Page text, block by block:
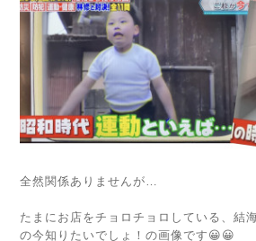
全然関係ありませんが…
たまにお店をチョロチョロしている、結
の今知りたいでしょ！の画像です😀😀